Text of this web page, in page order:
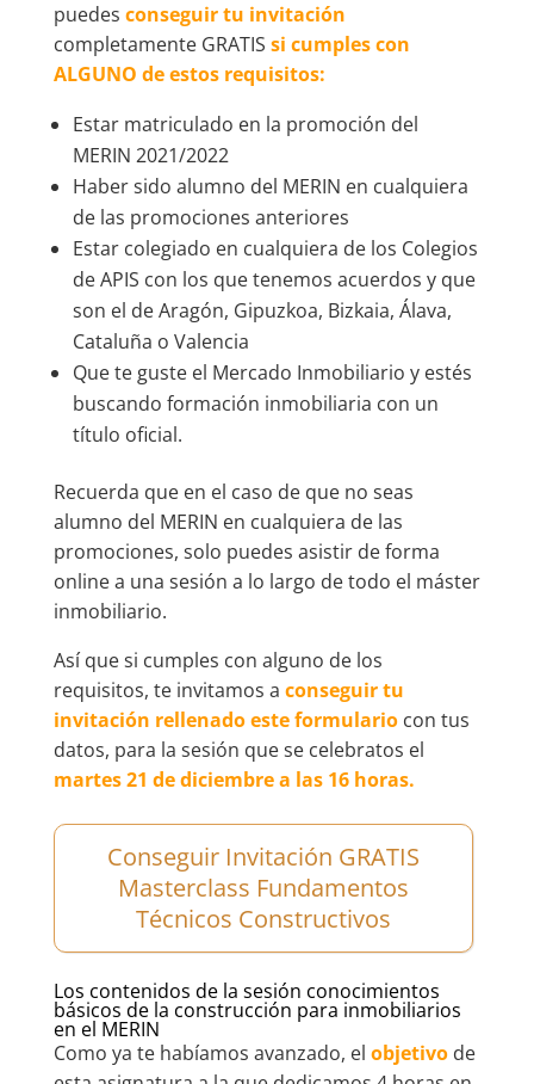
puedes conseguir tu invitación
completamente GRATIS si cumples con
ALGUNO de estos requisitos:
Estar matriculado en la promoción del
MERIN 2021/2022
Haber sido alumno del MERIN en cualquiera
de las promociones anteriores
Estar colegiado en cualquiera de los Colegios
de APIS con los que tenemos acuerdos y que
son el de Aragón, Gipuzkoa, Bizkaia, Álava,
Cataluña o Valencia
Que te guste el Mercado Inmobiliario y estés
buscando formación inmobiliaria con un
título oficial.
Recuerda que en el caso de que no seas
alumno del MERIN en cualquiera de las
promociones, solo puedes asistir de forma
online a una sesión a lo largo de todo el máster
inmobiliario.
Así que si cumples con alguno de los
requisitos, te invitamos a conseguir tu
invitación rellenado este formulariocon tus
datos, para la sesión que se celebratos el
martes 21 de diciembre a las 16 horas.
Conseguir Invitación GRATIS
Masterclass Fundamentos
Técnicos Constructivos
Los contenidos de la sesión conocimientos
básicos de la construcción para inmobiliarios
en el MERIN
Como ya te habíamos avanzado, el objetivode